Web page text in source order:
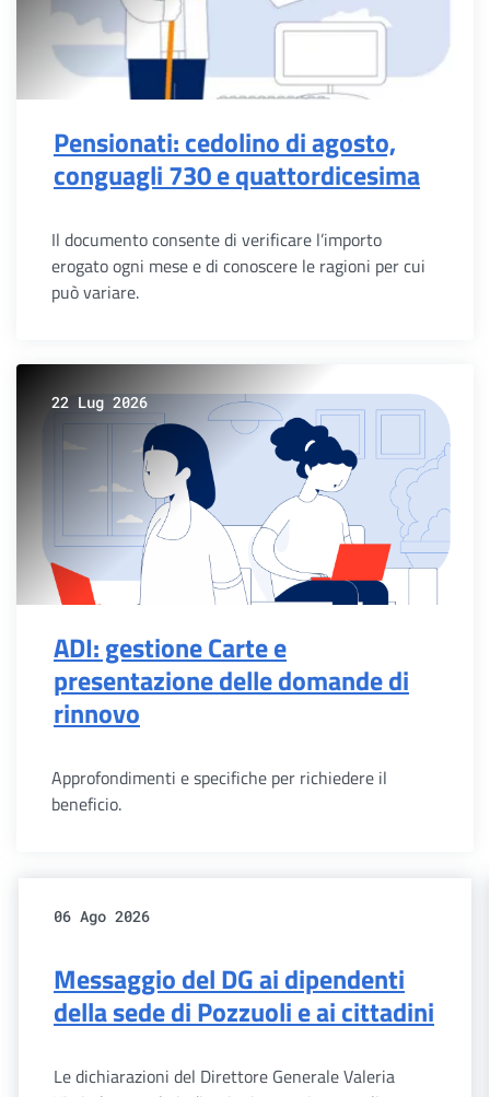
Pensionati: cedolino di agosto,
conguagli 730 e quattordicesima
Il documento consente di verificare l’importo
erogato ogni mese e di conoscere le ragioni per cui
può variare.
22 Lug 2026
ADI: gestione Carte e
presentazione delle domande di
rinnovo
Approfondimenti e specifiche per richiedere il
beneficio.
06 Ago 2026
Messaggio del DG ai dipendenti
della sede di Pozzuoli e ai cittadini
Le dichiarazioni del Direttore Generale Valeria